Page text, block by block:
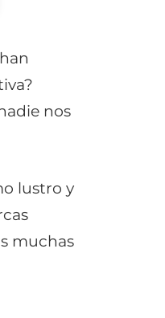
nos
lustro y
muchas